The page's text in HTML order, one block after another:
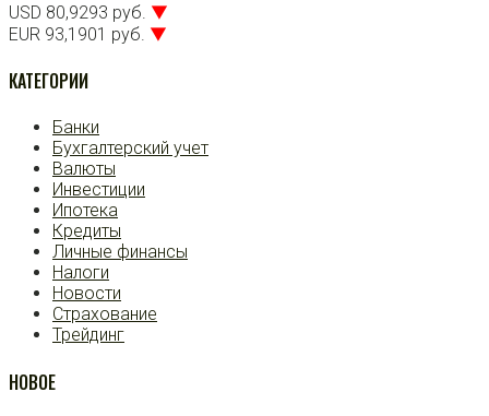
USD 80,9293 руб. ▼
EUR 93,1901 руб. ▼
КАТЕГОРИИ
Банки
Бухгалтерский учет
Валюты
Инвестиции
Ипотека
Кредиты
Личные финансы
Налоги
Новости
Страхование
Трейдинг
НОВОЕ